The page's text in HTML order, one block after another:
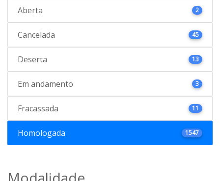
Aberta 2
Cancelada 45
Deserta 13
Em andamento 3
Fracassada 11
Homologada 1547